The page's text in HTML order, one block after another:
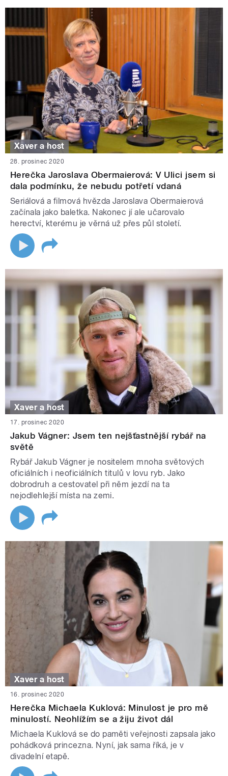
Xaver a host
28. prosinec 2020
Herečka Jaroslava Obermaierová: V Ulici jsem si
dala podmínku, že nebudu potřetí vdaná
Seriálová a filmová hvězda Jaroslava Obermaierová
začínala jako baletka. Nakonec jí ale učarovalo
herectví, kterému je věrná už přes půl století.
Xaver a host
17. prosinec 2020
Jakub Vágner: Jsem ten nejšťastnější rybář na
světě
Rybář Jakub Vágner je nositelem mnoha světových
oficiálních i neoficiálních titulů v lovu ryb. Jako
dobrodruh a cestovatel při něm jezdí na ta
nejodlehlejší místa na zemi.
Xaver a host
16. prosinec 2020
Herečka Michaela Kuklová: Minulost je pro mě
minulostí. Neohlížím se a žiju život dál
Michaela Kuklová se do paměti veřejnosti zapsala jako
pohádková princezna. Nyní, jak sama říká, je v
divadelní etapě.